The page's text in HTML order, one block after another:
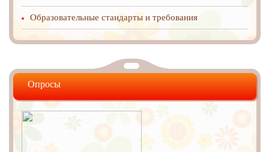
Образовательные стандарты и требования
Опросы